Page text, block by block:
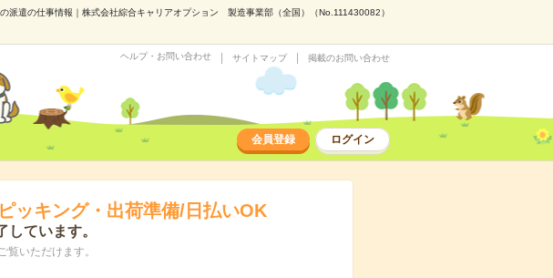
派遣の仕事情報｜株式会社綜合キャリアオプション 製造事業部（全国）（No.111430082）
ヘルプ・お問い合わせ サイトマップ 掲載のお問い合わせ
会員登録 ログイン
ッキング・出荷準備/日払いOK
ています。
いただけます。